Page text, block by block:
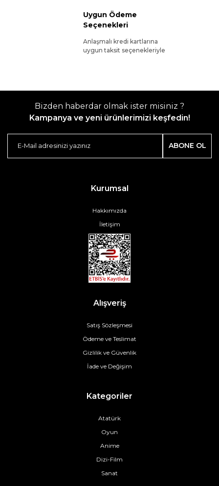
Uygun Ödeme
Seçenekleri
Anlaşmalı kredi kartlarına
uygun taksit seçenekleriyle
Bizden haberdar olmak ister misiniz ?
Kampanya ve yeni ürünlerimizi keşfedin!
ABONE OL
Kurumsal
Hakkımızda
İletişim
Alışveriş
Satış Sözleşmesi
Ödeme ve Teslimat
Gizlilik ve Güvenlik
İade ve Değişim
Kategoriler
Atatürk
Oyun
Anime
Dizi-Film
Sanat